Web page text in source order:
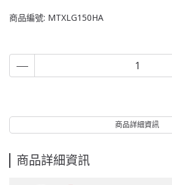
商品編號: MTXLG150HA
商品詳細資訊
商品詳細資訊